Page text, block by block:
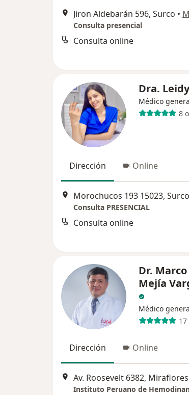
Jiron Aldebarán 596, Surco •
Consulta presencial
Consulta online
Dra.
Médico
8
Dirección Online
Morochucos 193 15023, Surco
Consulta PRESENCIAL
Consulta online
Dr.
Mejía
Médico
Dirección Online
Av. Roosevelt 6382, Miraflores